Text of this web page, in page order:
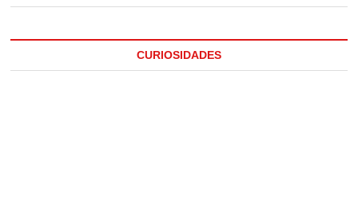
CURIOSIDADES